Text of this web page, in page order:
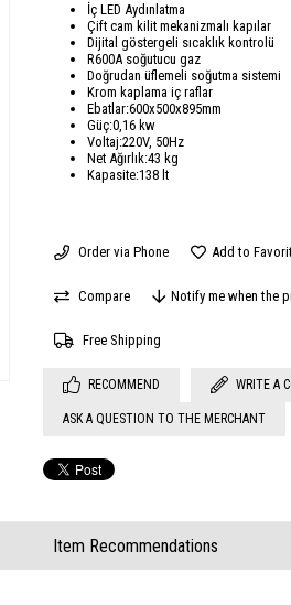
İç LED Aydınlatma
Çift cam kilit mekanizmalı kapılar
Dijital göstergeli sıcaklık kontrolü
R600A soğutucu gaz
Doğrudan üflemeli soğutma sistemi
Krom kaplama iç raflar
Ebatlar:600x500x895mm
Güç:0,16 kw
Voltaj:220V, 50Hz
Net Ağırlık:43 kg
Kapasite:138 lt
Order via Phone Add to
Compare Notify me when the
Free Shipping
RECOMMEND WRITE A
ASK A QUESTION TO THE MERCHANT
Item Recommendations